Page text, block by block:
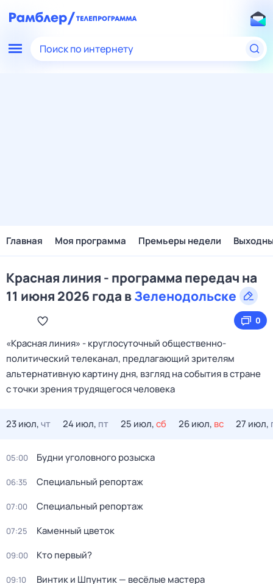
Поиск по интернету
Главная Моя программа Премьеры недели
Красная линия - программа передач на
11 июня 2026 года вЗеленодольске
0
«Красная линия» - круглосуточный общественно-
политический телеканал, предлагающий зрителям
альтернативную картину дня, взгляд на события в стране
с точки зрения трудящегося человека
23 июл,чт 24 июл, пт 25 июл,сб 26 июл, вс 27 июл,
05:00 Будни уголовного розыска
06:35 Специальный репортаж
07:00 Специальный репортаж
07:25 Каменный цветок
09:00 Кто первый?
09:10 Винтик и Шпунтик — весёлые мастера